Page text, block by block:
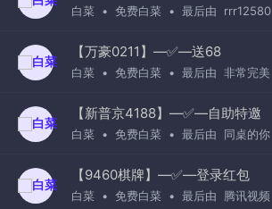
白菜 • 免费白菜 • 最后由 rrr12580
【万豪0211】—✅—送68
白菜 • 免费白菜 • 最后由 非常完美
【新普京4188】—✅—自助特邀
白菜 • 免费白菜 • 最后由 同桌的你
【9460棋牌】—✅—登录红包
白菜 • 免费白菜 • 最后由 腾讯视频